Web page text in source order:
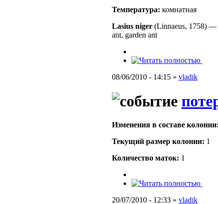
Температура: комнатная
Lasius niger (Linnaeus, 1758) —
ant, garden ant
08/06/2010 - 14:15 » vladik
Изменения в составе
Текущий размер кoлонии: 1
Количество маток: 1
20/07/2010 - 12:33 » vladik